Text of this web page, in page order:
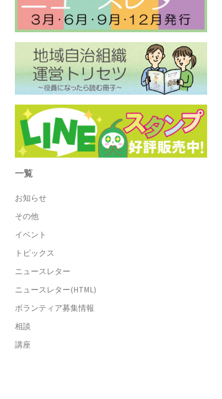
一覧
お知らせ
その他
イベント
トピックス
ニュースレター
ニュースレター(HTML)
ボランティア募集情報
相談
講座